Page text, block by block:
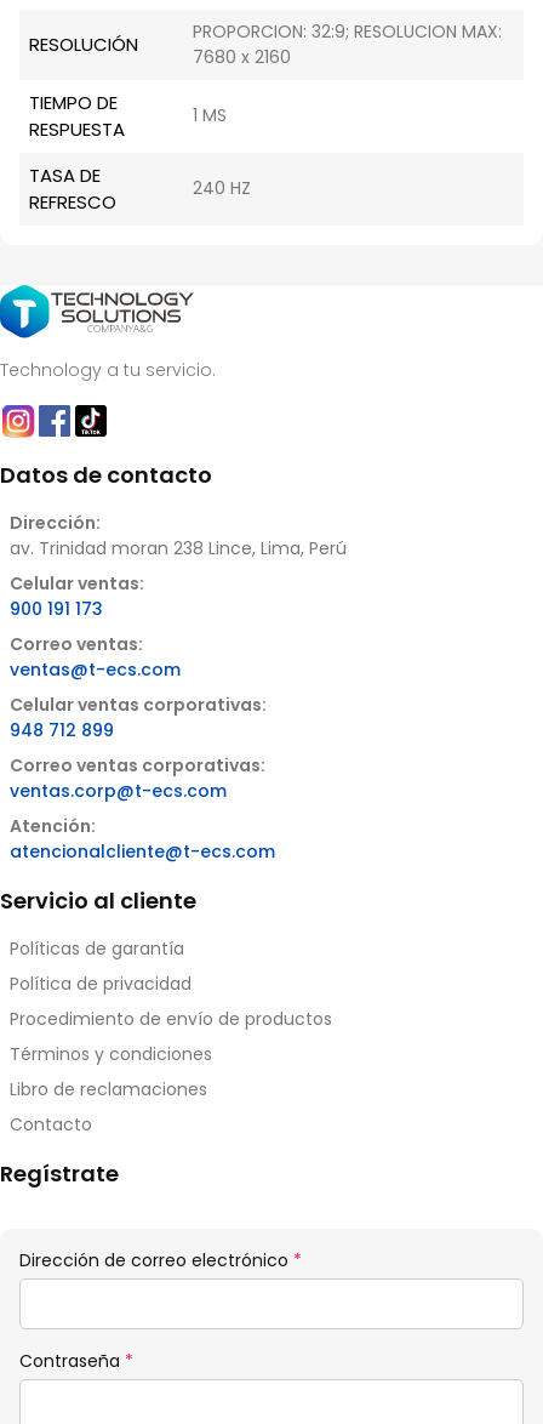
RESOLUCIÓN
PROPORCION: 32:9; RESOLUCION MAX:
7680 x 2160
TIEMPO DE
RESPUESTA
1 MS
TASA DE
REFRESCO
240 HZ
Technology a tu servicio.
Datos de contacto
Dirección:
av. Trinidad moran 238 Lince, Lima, Perú
Celular ventas:
900 191 173
Correo ventas:
ventas@t-ecs.com
Celular ventas corporativas:
948 712 899
Correo ventas corporativas:
ventas.corp@t-ecs.com
Atención:
atencionalcliente@t-ecs.com
Servicio al cliente
Políticas de garantía
Política de privacidad
Procedimiento de envío de productos
Términos y condiciones
Libro de reclamaciones
Contacto
Regístrate
Dirección de correo electrónico *
Contraseña *